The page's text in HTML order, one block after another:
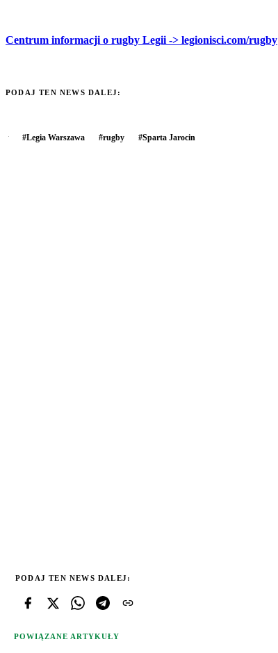
Centrum informacji o rugby Legii -> legionisci.com/rugby
PODAJ TEN NEWS DALEJ:
#Legia Warszawa #rugby #Sparta Jarocin
PODAJ TEN NEWS DALEJ:
POWIĄZANE ARTYKUŁY